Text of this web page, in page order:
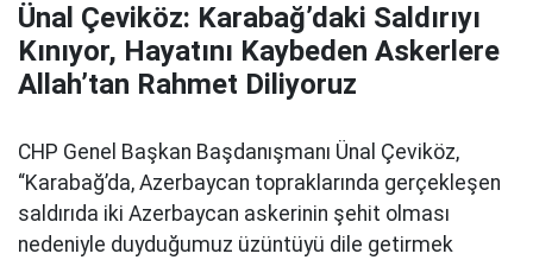
Ünal Çeviköz: Karabağ’daki Saldırıyı
Kınıyor, Hayatını Kaybeden Askerlere
Allah’tan Rahmet Diliyoruz
CHP Genel Başkan Başdanışmanı Ünal Çeviköz,
“Karabağ’da, Azerbaycan topraklarında gerçekleşen
saldırıda iki Azerbaycan askerinin şehit olması
nedeniyle duyduğumuz üzüntüyü dile getirmek